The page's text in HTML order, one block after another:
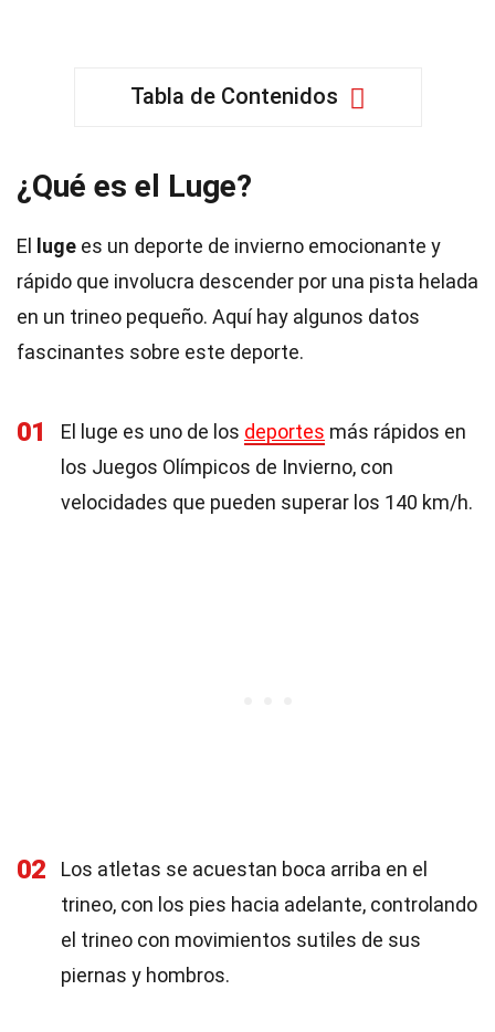
Tabla de Contenidos
¿Qué es el Luge?
El luge es un deporte de invierno emocionante y
rápido que involucra descender por una pista helada
en un trineo pequeño. Aquí hay algunos datos
fascinantes sobre este deporte.
01 El luge es uno de los deportes más rápidos en
los Juegos Olímpicos de Invierno, con
velocidades que pueden superar los 140 km/h.
02
Los atletas se acuestan boca arriba en el
trineo, con los pies hacia adelante, controlando
el trineo con movimientos sutiles de sus
piernas y hombros.